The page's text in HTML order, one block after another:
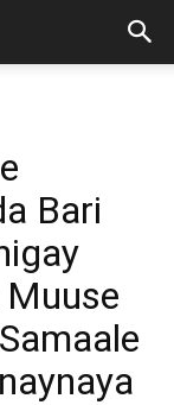
Bari
Muuse